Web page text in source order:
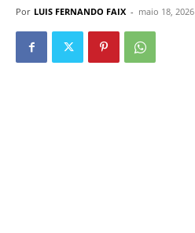
Por LUIS FERNANDO FAIX - maio 18, 2026